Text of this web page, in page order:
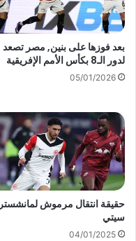
بعد فوزها على بنين, مصر تصعد
لدور الـ8 بكأس الأمم الإفريقية
05/01/2026
حقيقة انتقال مرموش لمانشستر
سيتي
04/01/2025